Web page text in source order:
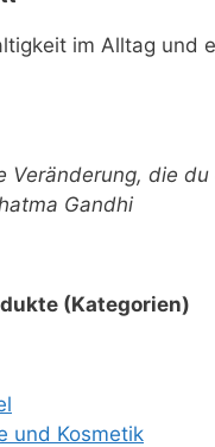
im Alltag und
Veränderung, die
Gandhi
(Kategorien)
und Kosmetik